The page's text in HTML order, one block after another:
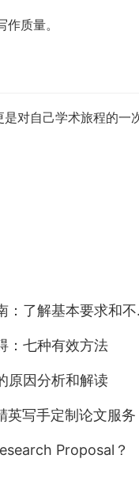
质量。
对自己学术旅程的一
要求和不同题型的关键信息
：七种有效方法
原因分析和解读
英写手定制论文服务
Proposal？